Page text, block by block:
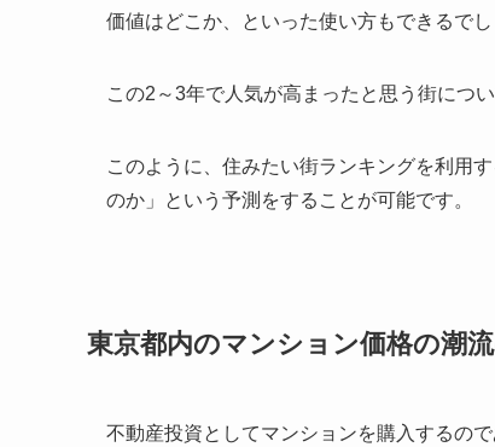
価値はどこか、といった使い方もできるでし
この2～3年で人気が高まったと思う街につい
このように、住みたい街ランキングを利用
のか」という予測をすることが可能です。
東京都内のマンション価格の潮
不動産投資としてマンションを購入するの